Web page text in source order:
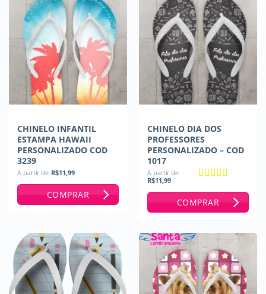
CHINELO INFANTIL
ESTAMPA HAWAII
PERSONALIZADO COD
3239
A partir de R$11,99
COMPRAR
CHINELO DIA DOS
PROFESSORES
PERSONALIZADO – COD
1017
A partir de
R$11,99
COMPRAR